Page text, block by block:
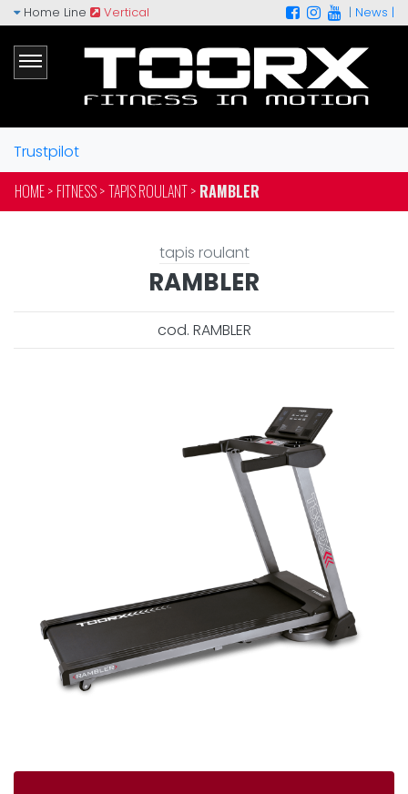
Home Line Vertical | News |
Trustpilot
HOME > FITNESS >TAPIS ROULANT > RAMBLER
tapis roulant
RAMBLER
cod. RAMBLER